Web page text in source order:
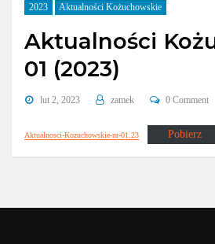
2023 Aktualności Kożuchowskie
Aktualności
01 (2023)
lut 2, 2023 zamek 0 Comment
Aktualnosci-Kozuchowskie-nr-01.23 Pobierz